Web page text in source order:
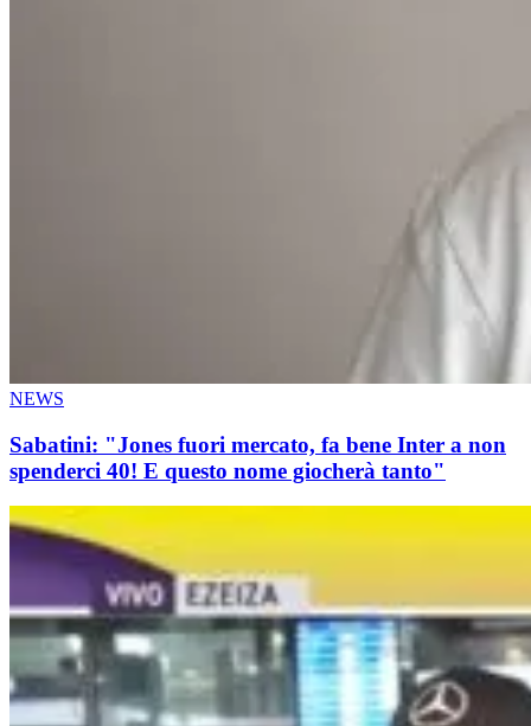
NEWS
Sabatini: "Jones fuori mercato, fa bene Inter a non
spenderci 40! E questo nome giocherà tanto"